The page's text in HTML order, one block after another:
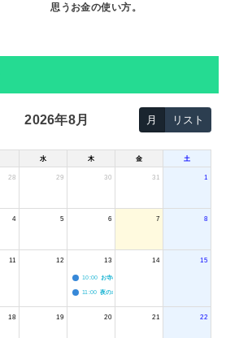
思うお金の使い方。
2026年8月 月 リスト
水 木 金 土
28 29 30 31 1
4 5 6 7 8
11 12 13
10:00 お寺のジャグリング教室
11:00 夜のボードゲーム会
14 15
18 19 20 21 22